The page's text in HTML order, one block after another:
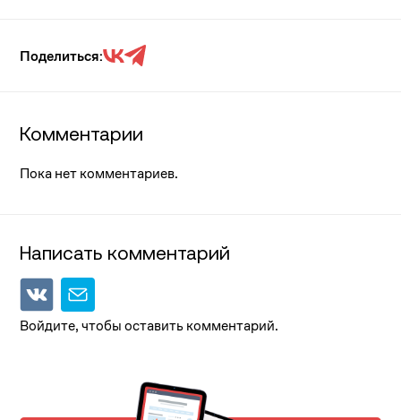
Поделиться:
Комментарии
Пока нет комментариев.
Написать комментарий
Войдите, чтобы оставить комментарий.